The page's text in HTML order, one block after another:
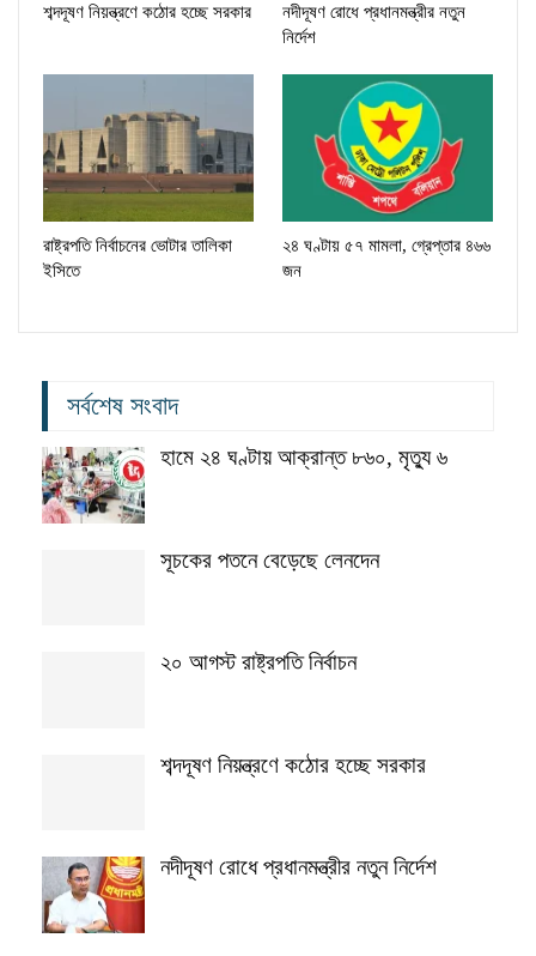
শব্দদূষণ নিয়ন্ত্রণে কঠোর হচ্ছে সরকার
নদীদূষণ রোধে প্রধানমন্ত্রীর নতুন
নির্দেশ
রাষ্ট্রপতি নির্বাচনের ভোটার তালিকা
ইসিতে
২৪ ঘণ্টায় ৫৭ মামলা, গ্রেপ্তার ৪৬৬
জন
সর্বশেষ সংবাদ
হামে ২৪ ঘণ্টায় আক্রান্ত ৮৬০, মৃত্যু ৬
সূচকের পতনে বেড়েছে লেনদেন
২০ আগস্ট রাষ্ট্রপতি নির্বাচন
শব্দদূষণ নিয়ন্ত্রণে কঠোর হচ্ছে সরকার
নদীদূষণ রোধে প্রধানমন্ত্রীর নতুন নির্দেশ